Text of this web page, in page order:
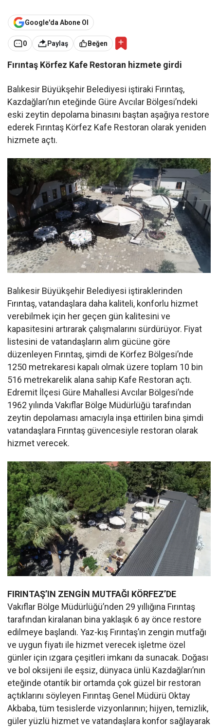
Google'da Abone Ol
0 Paylaş Beğen
Fırıntaş Körfez Kafe Restoran hizmete girdi
Balıkesir Büyükşehir Belediyesi iştiraki Fırıntaş,
Kazdağları’nın eteğinde Güre Avcılar Bölgesi’ndeki
eski zeytin depolama binasını baştan aşağıya restore
ederek Fırıntaş Körfez Kafe Restoran olarak yeniden
hizmete açtı.
Balıkesir Büyükşehir Belediyesi iştiraklerinden
Fırıntaş, vatandaşlara daha kaliteli, konforlu hizmet
verebilmek için her geçen gün kalitesini ve
kapasitesini artırarak çalışmalarını sürdürüyor. Fiyat
listesini de vatandaşların alım gücüne göre
düzenleyen Fırıntaş, şimdi de Körfez Bölgesi’nde
1250 metrekaresi kapalı olmak üzere toplam 10 bin
516 metrekarelik alana sahip Kafe Restoran açtı.
Edremit İlçesi Güre Mahallesi Avcılar Bölgesi’nde
1962 yılında Vakıflar Bölge Müdürlüğü tarafından
zeytin depolaması amacıyla inşa ettirilen bina şimdi
vatandaşlara Fırıntaş güvencesiyle restoran olarak
hizmet verecek.
FIRINTAŞ’IN ZENGİN MUTFAĞI KÖRFEZ’DE
Vakıflar Bölge Müdürlüğü’nden 29 yıllığına Fırıntaş
tarafından kiralanan bina yaklaşık 6 ay önce restore
edilmeye başlandı. Yaz-kış Fırıntaş’ın zengin mutfağı
ve uygun fiyatı ile hizmet verecek işletme özel
günler için ızgara çeşitleri imkanı da sunacak. Doğası
ve bol oksijeni ile eşsiz, dünyaca ünlü Kazdağları’nın
eteğinde otantik bir ortamda çok güzel bir restoran
açtıklarını söyleyen Fırıntaş Genel Müdürü Oktay
Akbaba, tüm tesislerde vizyonlarının; hijyen, temizlik,
güler yüzlü hizmet ve vatandaşlara konfor sağlayarak